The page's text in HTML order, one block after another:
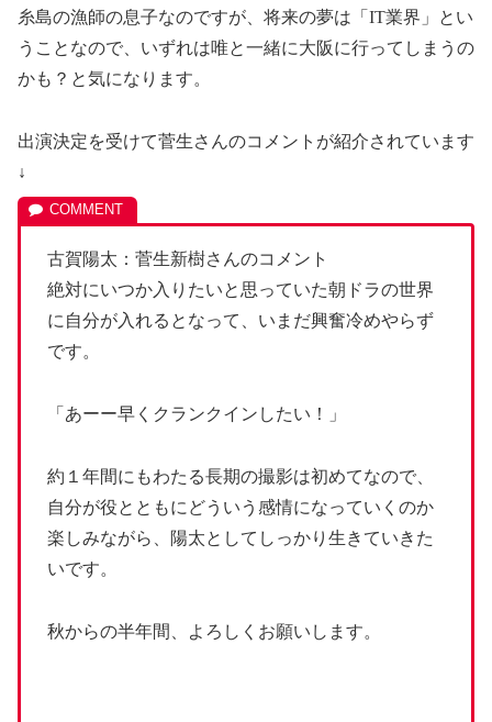
糸島の漁師の息子なのですが、将来の夢は「IT業界」とい
うことなので、いずれは唯と一緒に大阪に行ってしまうの
かも？と気になります。
出演決定を受けて菅生さんのコメントが紹介されています
↓
古賀陽太：菅生新樹さんのコメント
絶対にいつか入りたいと思っていた朝ドラの世界
に自分が入れるとなって、いまだ興奮冷めやらず
です。
「あーー早くクランクインしたい！」
約１年間にもわたる長期の撮影は初めてなので、
自分が役とともにどういう感情になっていくのか
楽しみながら、陽太としてしっかり生きていきた
いです。
秋からの半年間、よろしくお願いします。